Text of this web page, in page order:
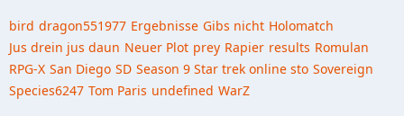
bird dragon551977 Ergebnisse Gibs nicht Holomatch
Jus drein jus daun Neuer Plot prey Rapier results Romulan
RPG-X San Diego SD Season 9 Star trek online sto Sovereign
Species6247 Tom Paris undefined WarZ